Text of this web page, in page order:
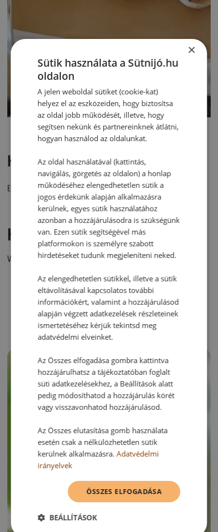
Hozzászólások
Ehhez a recepthez még nem érkezett hozzászólás.
Hozzászólás írása
Vélemény írásához, kérjük,jelentkezz be!
RECEPTAJÁNLÓ
×
Sütik használata a Sütnijó.hu
oldalon
A jelen weboldal sütiket (cookie-kat)
helyez el az eszközeiden, hogy biztosítsa
az oldal jobb működését, illetve, hogy
segítsen nekünk és partnereinknek átlátni,
hogyan használod az oldalunkat.
Az oldal használatával (kattintás,
navigálás, görgetés az oldalon) a honlap
működéséhez elengedhetetlen sütik a
jogos érdekünk alapján alkalmazásra
kerülnek, egyes sütik használatához
azonban a hozzájárulásodra is szükségünk
van. Ezen sütik segítségével más
platformokon is személyre szabott
hirdetéseket tudunk megjeleníteni neked.
Az elengedhetetlen sütikkel, illetve a sütik
eltávolításával kapcsolatos további
információkért, valamint a hozzájárulásod
alapján végzett adatkezelések részleteinek
ismertetéséhez kérjük tekintsd meg
adatvédelmi elveinket.
Az Összes elfogadása gombra kattintva
hozzájárulhatsz a tájékoztatóban foglalt
süti adatkezelésekhez, a Beállítások alatt
pedig módosíthatod a hozzájárulás körét
vagy visszavonhatod hozzájárulásod.
Az Összes elutasítása gomb használata
esetén csak a nélkülözhetetlen sütik
kerülnek alkalmazásra.Adatvédelmi
irányelvek
ÖSSZES ELFOGADÁSA
BEÁLLÍTÁSOK